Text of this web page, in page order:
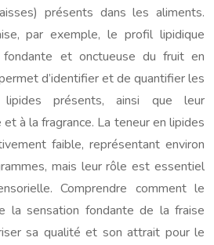
présents dans les aliments.
par exemple, le profil lipidique
fondante et onctueuse du fruit en
d’identifier et de quantifier les
présents, ainsi que leur
à la fragrance. La teneur en lipides
faible, représentant environ
mais leur rôle est essentiel
Comprendre comment le
la sensation fondante de la fraise
sa qualité et son attrait pour le